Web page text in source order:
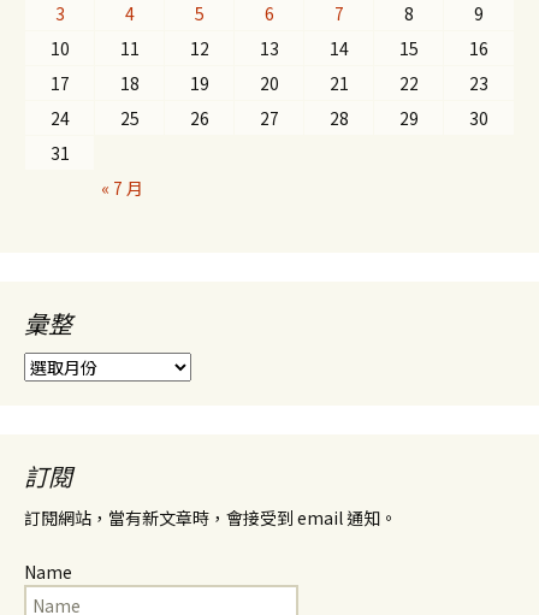
3
4 5 6 7 8
9
10
11 12 13 14 15
16
17
18 19 20 21 22
23
24
25 26 27 28 29
30
31
« 7 月
彙整
彙
整
訂閱
訂閱網站，當有新文章時，會接受到 email 通知。
Name